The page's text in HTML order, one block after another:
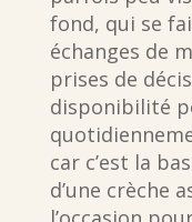
fond, qui se
échanges de
prises de
disponibilité
car c’est la
d’une crèche